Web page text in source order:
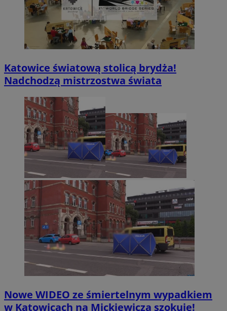
Katowice światową stolicą brydża!
Nadchodzą mistrzostwa świata
Nowe WIDEO ze śmiertelnym wypadkiem
w Katowicach na Mickiewicza szokuje!